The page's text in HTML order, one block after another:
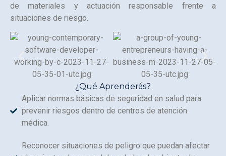
de materiales y actuación responsable frente a
situaciones de riesgo.
¿Qué Aprenderás?
Aplicar normas básicas de seguridad en salud para
prevenir riesgos dentro de centros de atención
médica.
Reconocer situaciones de peligro que puedan afectar